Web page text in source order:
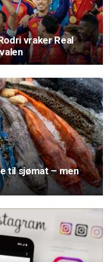
vraker Real
til sjømat – men